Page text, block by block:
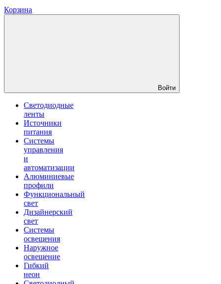
Корзина
Войти
Светодиодные
ленты
Источники
питания
Системы
управления
и
автоматизации
Алюминиевые
профили
Функциональный
свет
Дизайнерский
свет
Системы
освещения
Наружное
освещение
Гибкий
неон